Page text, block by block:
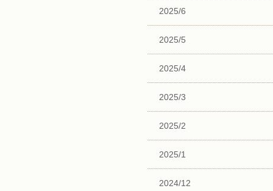
2025/6
2025/5
2025/4
2025/3
2025/2
2025/1
2024/12